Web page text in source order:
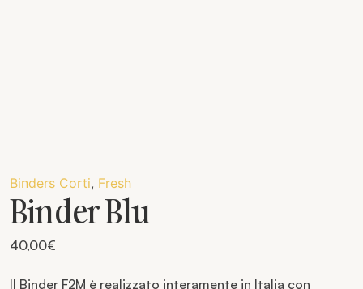
Binders Corti, Fresh
Binder Blu
40,00€
Il Binder F2M è realizzato interamente in Italia con